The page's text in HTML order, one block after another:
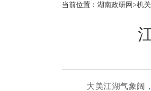
当前位置： 湖南政研网 >机
大美江湖气象阔